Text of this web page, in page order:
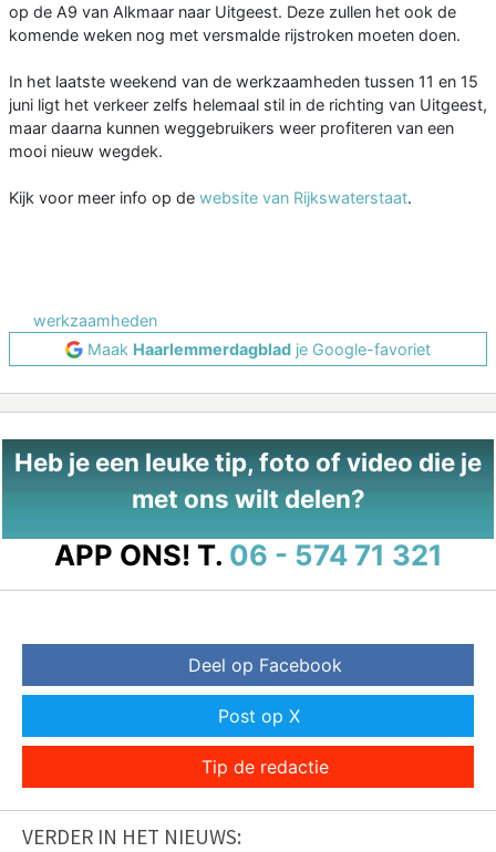
op de A9 van Alkmaar naar Uitgeest. Deze zullen het ook de
komende weken nog met versmalde rijstroken moeten doen.
In het laatste weekend van de werkzaamheden tussen 11 en 15
juni ligt het verkeer zelfs helemaal stil in de richting van Uitgeest,
maar daarna kunnen weggebruikers weer profiteren van een
mooi nieuw wegdek.
Kijk voor meer info op de website van Rijkswaterstaat.
werkzaamheden
Maak Haarlemmerdagblad je Google-favoriet
Heb je een leuke tip, foto of video die je
met ons wilt delen?
APP ONS! T. 06 - 574 71 321
Deel op Facebook
Post op X
Tip de redactie
VERDER IN HET NIEUWS: